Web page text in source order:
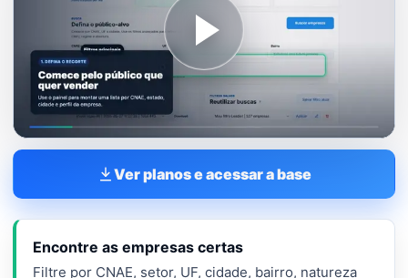
Ver planos e acessar a base
Encontre as empresas certas
Filtre por CNAE, setor, UF, cidade, bairro, natureza